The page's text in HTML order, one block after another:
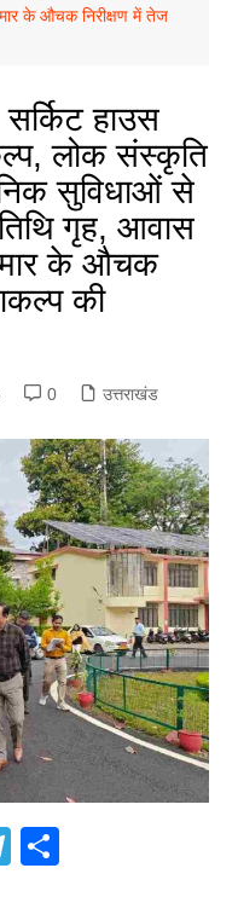
के औचक निरीक्षण में तेज
हाउस
लोक संस्कृति
सुविधाओं से
गृह, आवास
के औचक
की
0 उत्तराखंड
T S